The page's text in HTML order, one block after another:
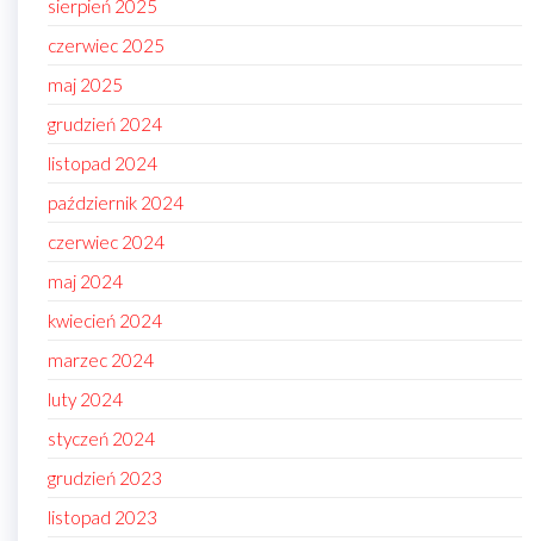
sierpień 2025
czerwiec 2025
maj 2025
grudzień 2024
listopad 2024
październik 2024
czerwiec 2024
maj 2024
kwiecień 2024
marzec 2024
luty 2024
styczeń 2024
grudzień 2023
listopad 2023